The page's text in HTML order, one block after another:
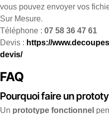
vous pouvez envoyer vos
Sur Mesure.
Téléphone : 07 58 36 47 61
Devis : https://
devis/
FAQ
Pourquoi faire un
Un prototype fonctionnel